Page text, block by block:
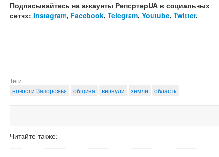
Подписывайтесь на аккаунты РепортерUA в социальных
сетях: Instagram, Facebook, Telegram, Youtube, Twitter.
Теги:
новости Запорожья
община вернули земли область
Читайте также: